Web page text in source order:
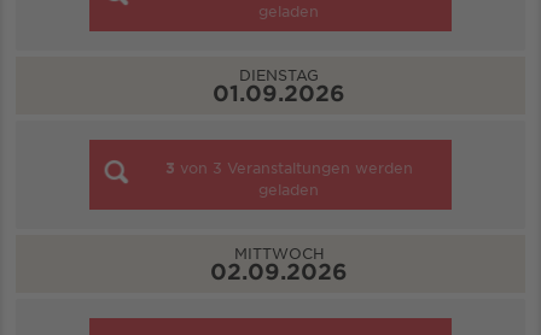
geladen
DIENSTAG
01.09.2026
3 von 3 Veranstaltungen werden
geladen
MITTWOCH
02.09.2026